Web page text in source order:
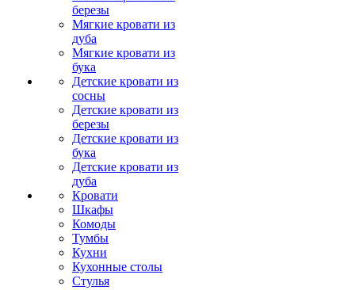
березы
Мягкие кровати из
дуба
Мягкие кровати из
бука
Детские кровати из
сосны
Детские кровати из
березы
Детские кровати из
бука
Детские кровати из
дуба
Кровати
Шкафы
Комоды
Тумбы
Кухни
Кухонные столы
Стулья